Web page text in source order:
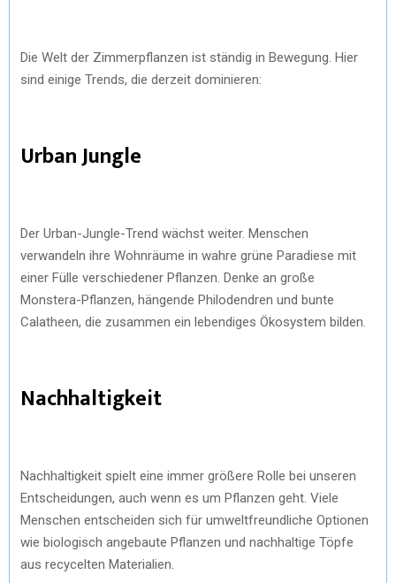
Die Welt der Zimmerpflanzen ist ständig in Bewegung. Hier
sind einige Trends, die derzeit dominieren:
Urban Jungle
Der Urban-Jungle-Trend wächst weiter. Menschen
verwandeln ihre Wohnräume in wahre grüne Paradiese mit
einer Fülle verschiedener Pflanzen. Denke an große
Monstera-Pflanzen, hängende Philodendren und bunte
Calatheen, die zusammen ein lebendiges Ökosystem bilden.
Nachhaltigkeit
Nachhaltigkeit spielt eine immer größere Rolle bei unseren
Entscheidungen, auch wenn es um Pflanzen geht. Viele
Menschen entscheiden sich für umweltfreundliche Optionen
wie biologisch angebaute Pflanzen und nachhaltige Töpfe
aus recycelten Materialien.